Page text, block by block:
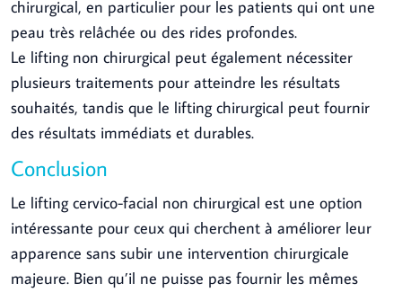
chirurgical, en particulier pour les patients qui ont une
peau très relâchée ou des rides profondes.
Le lifting non chirurgical peut également nécessiter
plusieurs traitements pour atteindre les résultats
souhaités, tandis que le lifting chirurgical peut fournir
des résultats immédiats et durables.
Conclusion
Le lifting cervico-facial non chirurgical est une option
intéressante pour ceux qui cherchent à améliorer leur
apparence sans subir une intervention chirurgicale
majeure. Bien qu’il ne puisse pas fournir les mêmes